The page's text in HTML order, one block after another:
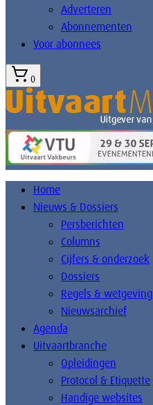
Adverteren
Abonnementen
Voor abonnees
0
Home
Nieuws & Dossiers
Persberichten
Columns
Cijfers & onderzoek
Dossiers
Regels & wetgeving
Nieuwsarchief
Agenda
Uitvaartbranche
Opleidingen
Protocol & Etiquette
Handige websites